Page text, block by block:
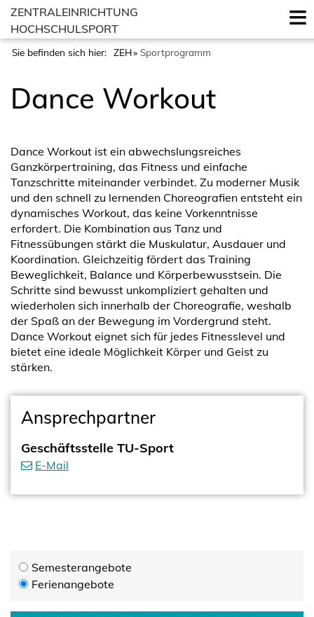
ZENTRALEINRICHTUNG
HOCHSCHULSPORT
Sie befinden sich hier: ZEH Sportprogramm
Dance Workout
Dance Workout ist ein abwechslungsreiches
Ganzkörpertraining, das Fitness und einfache
Tanzschritte miteinander verbindet. Zu moderner Musik
und den schnell zu lernenden Choreografien entsteht ein
dynamisches Workout, das keine Vorkenntnisse
erfordert. Die Kombination aus Tanz und
Fitnessübungen stärkt die Muskulatur, Ausdauer und
Koordination. Gleichzeitig fördert das Training
Beweglichkeit, Balance und Körperbewusstsein. Die
Schritte sind bewusst unkompliziert gehalten und
wiederholen sich innerhalb der Choreografie, weshalb
der Spaß an der Bewegung im Vordergrund steht.
Dance Workout eignet sich für jedes Fitnesslevel und
bietet eine ideale Möglichkeit Körper und Geist zu
stärken.
Ansprechpartner
Geschäftsstelle TU-Sport
E-Mail
Semesterangebote
Ferienangebote